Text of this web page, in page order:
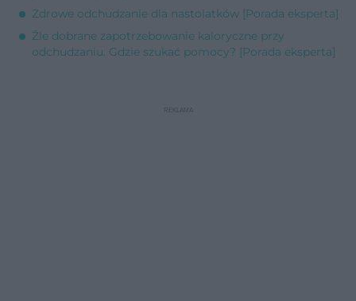
Zdrowe odchudzanie dla nastolatków [Porada eksperta]
Źle dobrane zapotrzebowanie kaloryczne przy
odchudzaniu. Gdzie szukać pomocy? [Porada eksperta]